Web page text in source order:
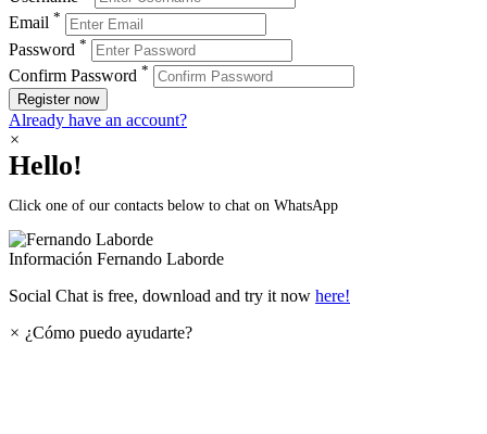
Email *
Password *
Confirm Password *
Register now
Already have an account?
×
Hello!
Click one of our contacts below to chat on WhatsApp
Información Fernando Laborde
Social Chat is free, download and try it now here!
× ¿Cómo puedo ayudarte?